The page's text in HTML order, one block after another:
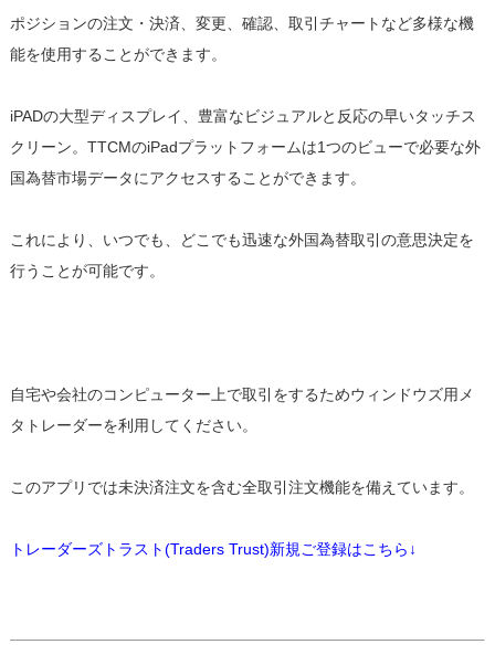
ポジションの注文・決済、変更、確認、取引チャートなど多様な機
能を使用することができます。
iPADの大型ディスプレイ、豊富なビジュアルと反応の早いタッチス
クリーン。TTCMのiPadプラットフォームは1つのビューで必要な外
国為替市場データにアクセスすることができます。
これにより、いつでも、どこでも迅速な外国為替取引の意思決定を
行うことが可能です。
自宅や会社のコンピューター上で取引をするためウィンドウズ用メ
タトレーダーを利用してください。
このアプリでは未決済注文を含む全取引注文機能を備えています。
トレーダーズトラスト(Traders Trust)新規ご登録はこちら↓